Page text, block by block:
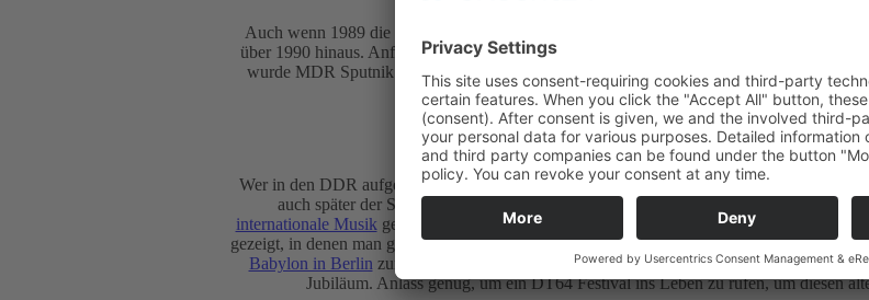
Auch wenn 1989 die Wende eingeleitet wurde und die Wiedervereinigung folgen konnte,
über 1990 hinaus. Anfang Mai 1993 aber endete schließlich die Zeit von Radio DT64,
wurde MDR Sputnik. Seit Ende der neunziger Jahren gehören dem MDR auch die
DT64.
Das DT64 Festival in Berlin
Wer in den DDR aufgewachsen ist, der wird wohl auch DT64 kennen. Vor allem für
auch später der Sender ein ganz wichtiger Faktor für die eigene Kultur. Musikalisch
internationale Musik genießen. Wie beliebt der Sender gewesen ist, haben auch
gezeigt, in denen man gegen die Abschaltung des Senders vorgehen wollte. Vom 8. bis
Babylon in Berlin zumindest ein paar Tage Rückbesinnung auf die guten alten Zeiten.
Jubiläum. Anlass genug, um ein DT64 Festival ins Leben zu rufen, um diesen